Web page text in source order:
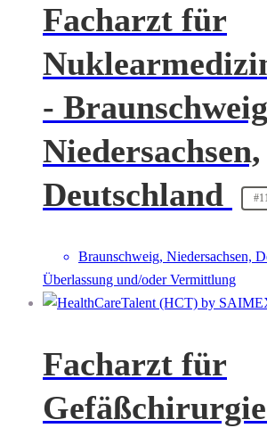
Facharzt für
-
Niedersachsen,
Deutschland
Braunschweig, Niedersachsen,
Überlassung und/oder Vermittlung
Facharzt für